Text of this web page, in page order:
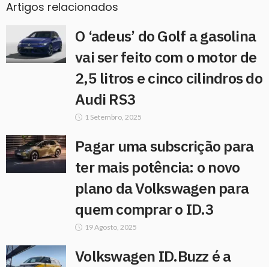
Artigos relacionados
O ‘adeus’ do Golf a gasolina
vai ser feito com o motor de
2,5 litros e cinco cilindros do
Audi RS3
1 Setembro, 2025
Pagar uma subscrição para
ter mais potência: o novo
plano da Volkswagen para
quem comprar o ID.3
19 Agosto, 2025
Volkswagen ID.Buzz é a